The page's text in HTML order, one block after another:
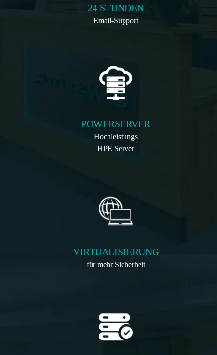
24 STUNDEN
Email-Support
POWERSERVER
Hochleistungs
HPE Server
VIRTUALISIERUNG
für mehr Sicherheit